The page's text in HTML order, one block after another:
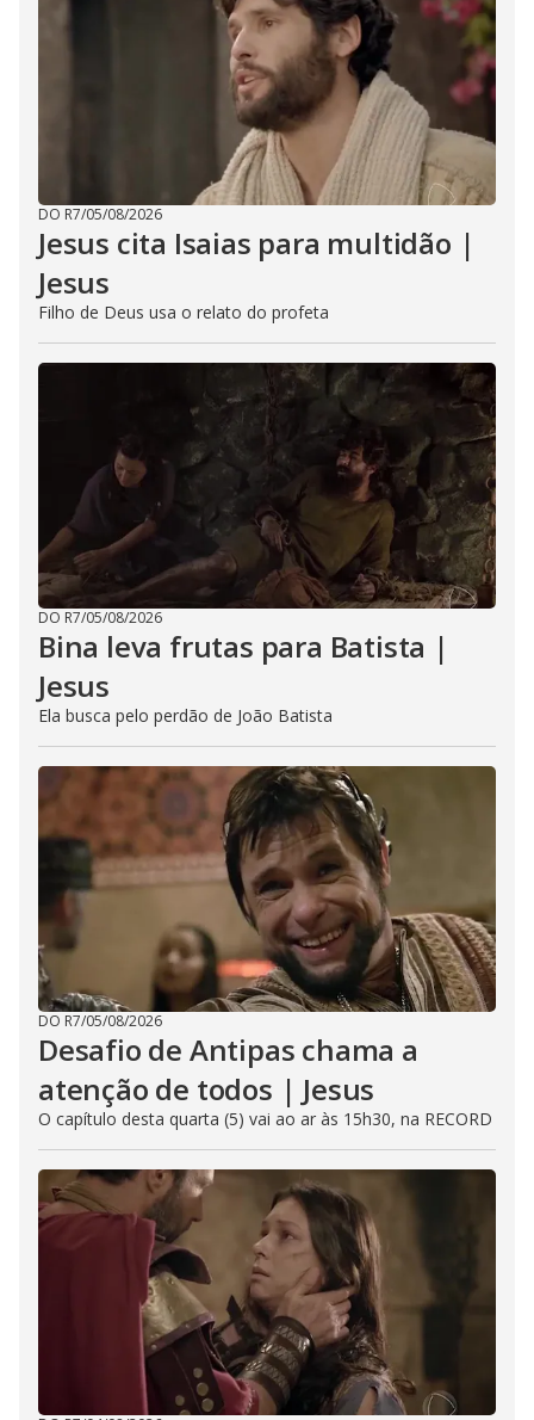
DO R7/05/08/2026
Jesus cita Isaias para multidão |
Jesus
Filho de Deus usa o relato do profeta
DO R7/05/08/2026
Bina leva frutas para Batista |
Jesus
Ela busca pelo perdão de João Batista
DO R7/05/08/2026
Desafio de Antipas chama a
atenção de todos | Jesus
O capítulo desta quarta (5) vai ao ar às 15h30, na RECORD